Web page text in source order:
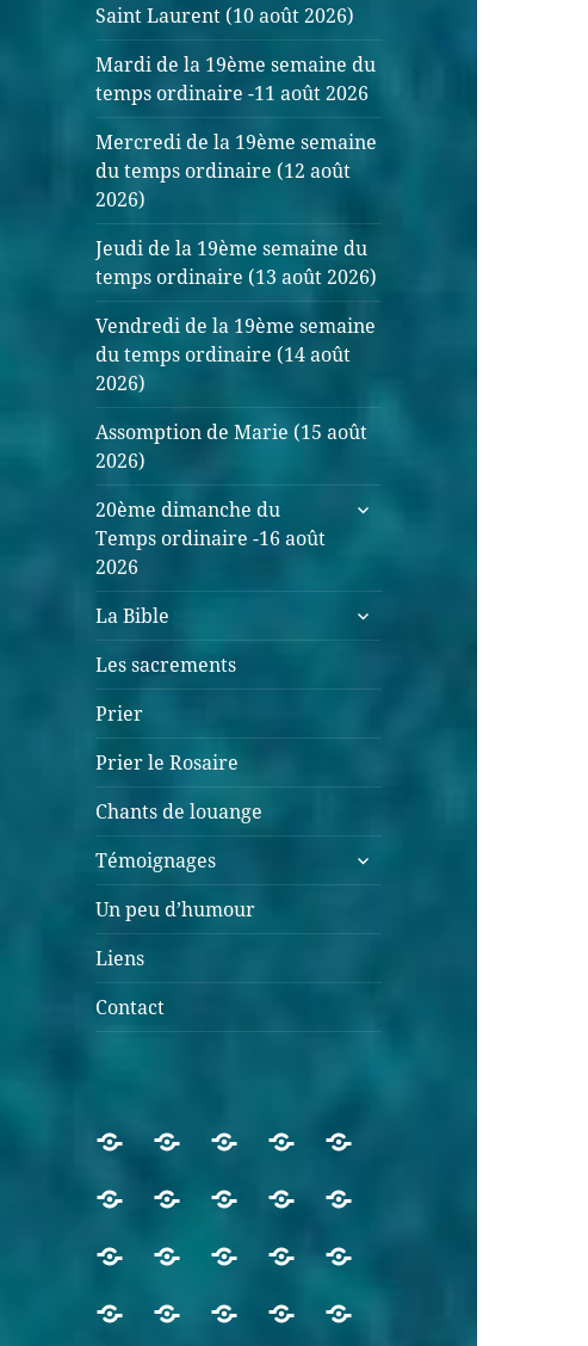
Saint Laurent (10 août 2026)
Mardi de la 19ème semaine du
temps ordinaire -11 août 2026
Mercredi de la 19ème semaine
du temps ordinaire (12 août
2026)
Jeudi de la 19ème semaine du
temps ordinaire (13 août 2026)
Vendredi de la 19ème semaine
du temps ordinaire (14 août
2026)
Assomption de Marie (15 août
2026)
20ème dimanche du
Temps ordinaire -16 août
2026
La Bible
Les sacrements
Prier
Prier le Rosaire
Chants de louange
Témoignages
Un peu d’humour
Liens
Contact